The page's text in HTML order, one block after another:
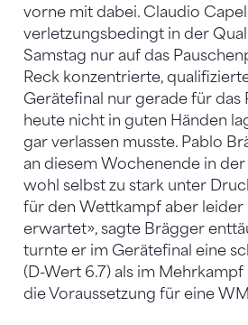
vorne mit dabei. Claudio
verletzungsbedingt in der
Samstag nur auf das
Reck konzentrierte,
Gerätefinal nur gerade für das
heute nicht in guten Händen
gar verlassen musste. Pablo
an diesem Wochenende in
wohl selbst zu stark unter
für den Wettkampf aber leider
erwartet», sagte Brägger
turnte er im Gerätefinal eine
(D-Wert 6.7) als im
die Voraussetzung für eine